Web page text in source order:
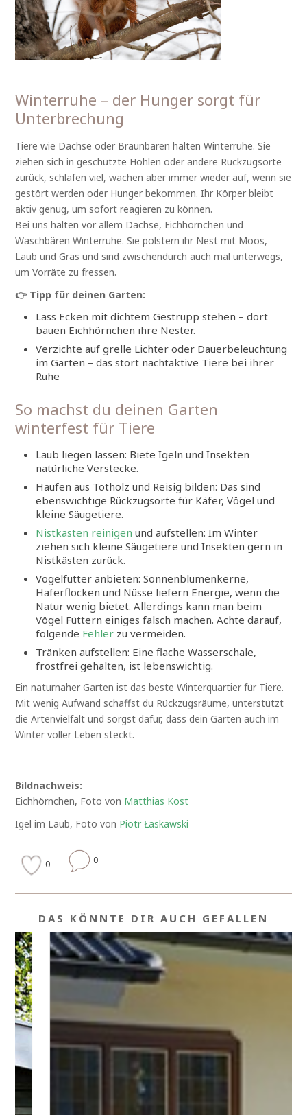
Winterruhe – der Hunger sorgt für
Unterbrechung
Tiere wie Dachse oder Braunbären halten Winterruhe. Sie
ziehen sich in geschützte Höhlen oder andere Rückzugsorte
zurück, schlafen viel, wachen aber immer wieder auf, wenn sie
gestört werden oder Hunger bekommen. Ihr Körper bleibt
aktiv genug, um sofort reagieren zu können.
Bei uns halten vor allem Dachse, Eichhörnchen und
Waschbären Winterruhe. Sie polstern ihr Nest mit Moos,
Laub und Gras und sind zwischendurch auch mal unterwegs,
um Vorräte zu fressen.
👉 Tipp für deinen Garten:
Lass Ecken mit dichtem Gestrüpp stehen – dort
bauen Eichhörnchen ihre Nester.
Verzichte auf grelle Lichter oder Dauerbeleuchtung
im Garten – das stört nachtaktive Tiere bei ihrer
Ruhe
So machst du deinen Garten
winterfest für Tiere
Laub liegen lassen: Biete Igeln und Insekten
natürliche Verstecke.
Haufen aus Totholz und Reisig bilden: Das sind
ebenswichtige Rückzugsorte für Käfer, Vögel und
kleine Säugetiere.
Nistkästen reinigen und aufstellen: Im Winter
ziehen sich kleine Säugetiere und Insekten gern in
Nistkästen zurück.
Vogelfutter anbieten: Sonnenblumenkerne,
Haferflocken und Nüsse liefern Energie, wenn die
Natur wenig bietet. Allerdings kann man beim
Vögel Füttern einiges falsch machen. Achte darauf,
folgende Fehler zu vermeiden.
Tränken aufstellen: Eine flache Wasserschale,
frostfrei gehalten, ist lebenswichtig.
Ein naturnaher Garten ist das beste Winterquartier für Tiere.
Mit wenig Aufwand schaffst du Rückzugsräume, unterstützt
die Artenvielfalt und sorgst dafür, dass dein Garten auch im
Winter voller Leben steckt.
Bildnachweis:
Eichhörnchen, Foto von Matthias Kost
Igel im Laub, Foto von Piotr Łaskawski
0 0
DAS KÖNNTE DIR AUCH GEFALLEN